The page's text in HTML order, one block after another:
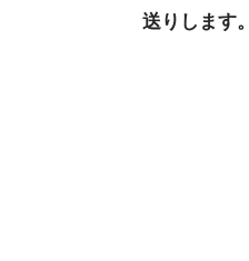
送りします